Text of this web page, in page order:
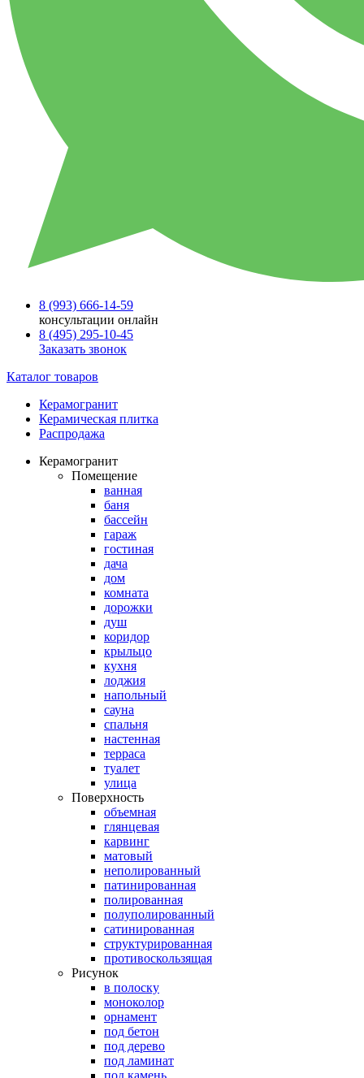
8 (993) 666-14-59
консультации онлайн
8 (495) 295-10-45
Заказать звонок
Каталог товаров
Керамогранит
Керамическая плитка
Распродажа
Керамогранит
Помещение
ванная
баня
бассейн
гараж
гостиная
дача
дом
комната
дорожки
душ
коридор
крыльцо
кухня
лоджия
напольный
сауна
спальня
настенная
терраса
туалет
улица
Поверхность
объемная
глянцевая
карвинг
матовый
неполированный
патинированная
полированная
полуполированный
сатинированная
структурированная
противоскользящая
Рисунок
в полоску
моноколор
орнамент
под бетон
под дерево
под ламинат
под камень